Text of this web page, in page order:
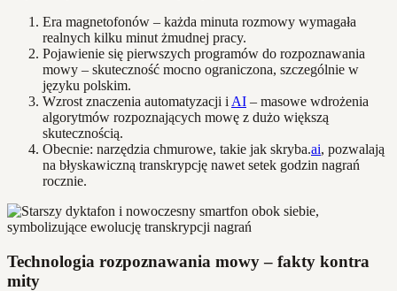
Era magnetofonów – każda minuta rozmowy wymagała
realnych kilku minut żmudnej pracy.
Pojawienie się pierwszych programów do rozpoznawania
mowy – skuteczność mocno ograniczona, szczególnie w
języku polskim.
Wzrost znaczenia automatyzacji i AI – masowe wdrożenia
algorytmów rozpoznających mowę z dużo większą
skutecznością.
Obecnie: narzędzia chmurowe, takie jak skryba.ai, pozwalają
na błyskawiczną transkrypcję nawet setek godzin nagrań
rocznie.
Technologia rozpoznawania mowy – fakty kontra
mity